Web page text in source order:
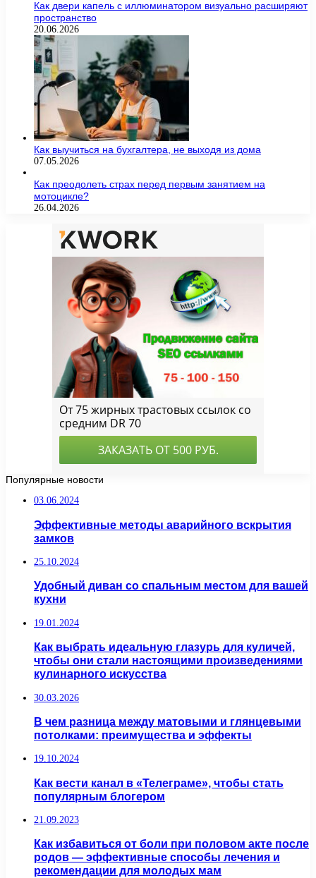
Как двери капель с иллюминатором визуально расширяют
пространство
20.06.2026
Как выучиться на бухгалтера, не выходя из дома
07.05.2026
Как преодолеть страх перед первым занятием на
мотоцикле?
26.04.2026
Популярные новости
03.06.2024
Эффективные методы аварийного вскрытия
замков
25.10.2024
Удобный диван со спальным местом для вашей
кухни
19.01.2024
Как выбрать идеальную глазурь для куличей,
чтобы они стали настоящими произведениями
кулинарного искусства
30.03.2026
В чем разница между матовыми и глянцевыми
потолками: преимущества и эффекты
19.10.2024
Как вести канал в «Телеграме», чтобы стать
популярным блогером
21.09.2023
Как избавиться от боли при половом акте после
родов — эффективные способы лечения и
рекомендации для молодых мам